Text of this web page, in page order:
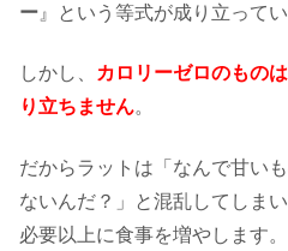
ー 』という等式が成り立ってい
しかし、
カロリーゼロのもの
り立ちません。
だからラットは「なんで甘い
ないんだ？」と混乱してしま
必要以上に食事を増やします